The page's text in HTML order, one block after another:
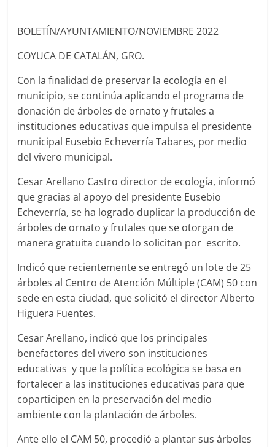
BOLETÍN/AYUNTAMIENTO/NOVIEMBRE 2022
COYUCA DE CATALÁN, GRO.
Con la finalidad de preservar la ecología en el
municipio, se continúa aplicando el programa de
donación de árboles de ornato y frutales a
instituciones educativas que impulsa el presidente
municipal Eusebio Echeverría Tabares, por medio
del vivero municipal.
Cesar Arellano Castro director de ecología, informó
que gracias al apoyo del presidente Eusebio
Echeverría, se ha logrado duplicar la producción de
árboles de ornato y frutales que se otorgan de
manera gratuita cuando lo solicitan por escrito.
Indicó que recientemente se entregó un lote de 25
árboles al Centro de Atención Múltiple (CAM) 50 con
sede en esta ciudad, que solicitó el director Alberto
Higuera Fuentes.
Cesar Arellano, indicó que los principales
benefactores del vivero son instituciones
educativas y que la política ecológica se basa en
fortalecer a las instituciones educativas para que
coparticipen en la preservación del medio
ambiente con la plantación de árboles.
Ante ello el CAM 50, procedió a plantar sus árboles